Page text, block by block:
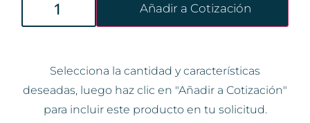
Añadir a Cotización
Selecciona la cantidad y características
deseadas, luego haz clic en "Añadir a Cotización"
para incluir este producto en tu solicitud.